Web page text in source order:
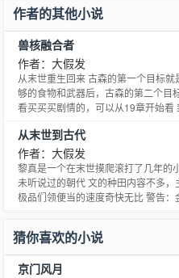
作者的其他小说
兽核融合者
作者：大假发
从末世重生回来 古森的第一个目标
够的食物和武器后，古森的第二个目
看买买买剧情的，可以从19章开始看
角顺带怼一下极品亲戚。 在末世后利
些生，前面好像有些流水账，还请大
从末世到古代
作者：大假发
黎真是一个在末世摸爬滚打了几年的
未听说过的朝代 文的种田内容不多，
极品们领便当的速度奇快无比 警告：
猜你喜欢的小说
京门风月